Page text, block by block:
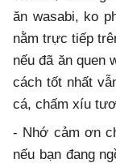
ăn wasabi, ko
nằm trực tiếp
nếu đã ăn quen
cách tốt nhất
cá, chấm xíu
- Nhớ cảm ơn
nếu bạn đang